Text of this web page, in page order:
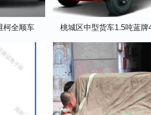
柯全顺车 桃城区中型货车1.5吨蓝